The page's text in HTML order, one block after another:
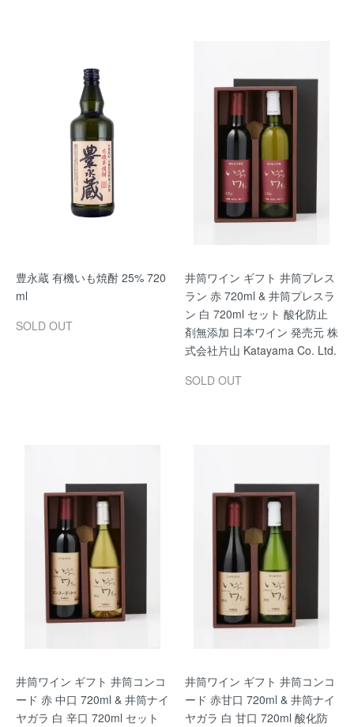
豊永蔵 有機いも焼酎 25% 720
ml
SOLD OUT
井筒ワイン ギフト 井筒プレス
ラン 赤 720ml & 井筒プレスラ
ン 白 720ml セット 酸化防止
剤無添加 日本ワイン 発売元 株
式会社片山 Katayama Co. Ltd.
SOLD OUT
井筒ワイン ギフト 井筒コンコ
ード 赤 中口 720ml & 井筒ナイ
ヤガラ 白 辛口 720ml セット
井筒ワイン ギフト 井筒コンコ
ード 赤甘口 720ml & 井筒ナイ
ヤガラ 白 甘口 720ml 酸化防